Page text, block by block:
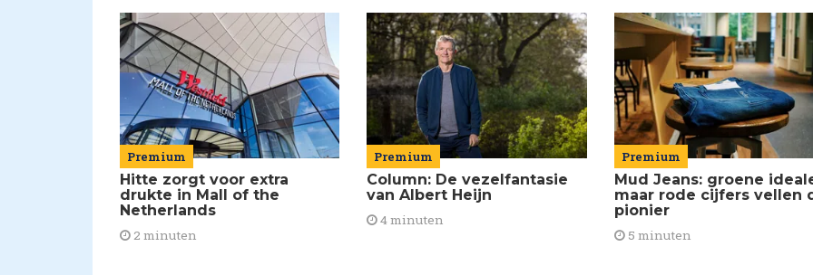
Premium
Hitte zorgt voor extra
drukte in Mall of the
Netherlands
2 minuten
Premium
Column: De vezelfantasie
van Albert Heijn
4 minuten
Premium
Mud Jeans: groene
maar rode cijfers vellen
pionier
5 minuten